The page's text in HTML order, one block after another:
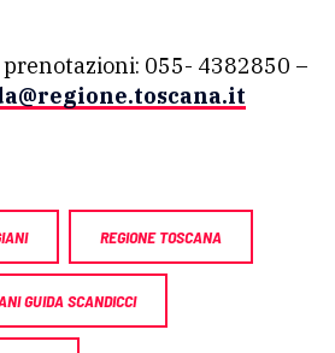
055- 4382850 –
REGIONE TOSCANA
GUIDA SCANDICCI